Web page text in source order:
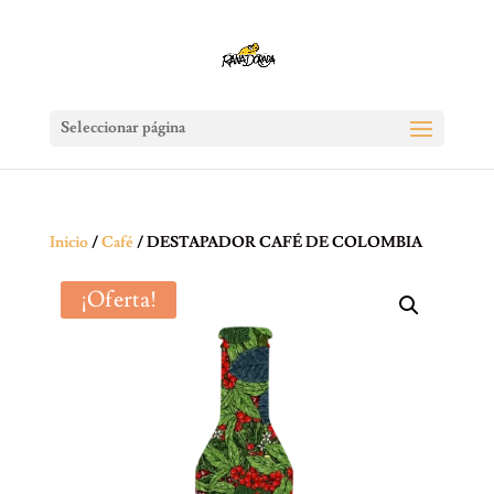
Seleccionar página
Inicio/Café/ DESTAPADOR CAFÉ DE COLOMBIA
¡Oferta!